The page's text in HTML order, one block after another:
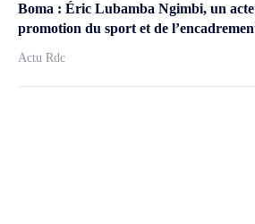
Boma : Éric Lubamba Ngimbi, un
promotion du sport et de
Actu Rdc